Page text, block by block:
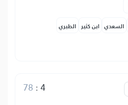
السعدي ابن كثير الطبري
4
:
78